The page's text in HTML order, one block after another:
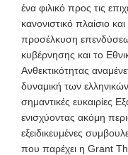
ένα φιλικό προς τις
κανονιστικό πλαίσιο
προσέλκυση
κυβέρνησης και το
Ανθεκτικότητας
δυναμική των
σημαντικές ευκαιρίες
ενισχύοντας ακόμη
εξειδικευμένες
που παρέχει η Grant